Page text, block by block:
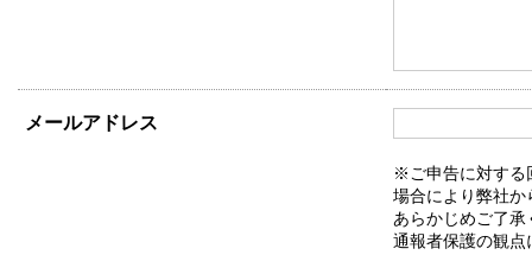
メールアドレス
※ご申告に対する
場合により弊社か
あらかじめご了承
通報者保護の観点